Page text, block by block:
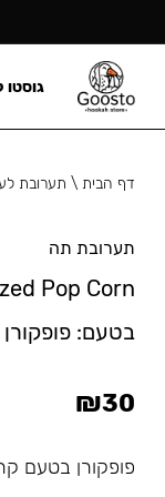
דף הבית\ תערובת
תערובת תה
Pop Corn
בטעם:
₪30
פופקורן בטעם
גוסטו